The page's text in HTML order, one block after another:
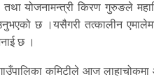
योजनामन्त्री किरण गुरुङले
छ ।यसैगरी तत्कालीन
छ ।
कमिटीले आज लाहाचोकमा